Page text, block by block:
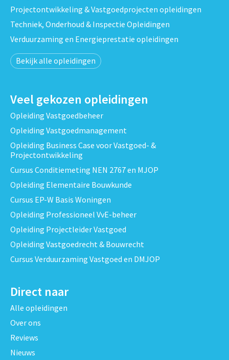
Projectontwikkeling & Vastgoedprojecten opleidingen
Techniek, Onderhoud & Inspectie Opleidingen
Verduurzaming en Energieprestatie opleidingen
Bekijk alle opleidingen
Veel gekozen opleidingen
Opleiding Vastgoedbeheer
Opleiding Vastgoedmanagement
Opleiding Business Case voor Vastgoed- &
Projectontwikkeling
Cursus Conditiemeting NEN 2767 en MJOP
Opleiding Elementaire Bouwkunde
Cursus EP-W Basis Woningen
Opleiding Professioneel VvE-beheer
Opleiding Projectleider Vastgoed
Opleiding Vastgoedrecht & Bouwrecht
Cursus Verduurzaming Vastgoed en DMJOP
Direct naar
Alle opleidingen
Over ons
Reviews
Nieuws